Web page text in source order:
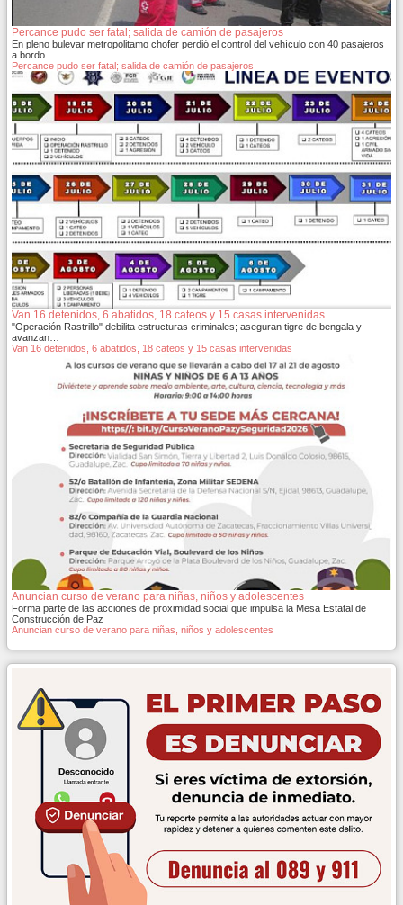
Percance pudo ser fatal; salida de camión de pasajeros
En pleno bulevar metropolitamo chofer perdió el control del vehículo con 40 pasajeros
a bordo
Percance pudo ser fatal; salida de camión de pasajeros
Van 16 detenidos, 6 abatidos, 18 cateos y 15 casas intervenidas
"Operación Rastrillo" debilita estructuras criminales; aseguran tigre de bengala y
avanzan…
Van 16 detenidos, 6 abatidos, 18 cateos y 15 casas intervenidas
Anuncian curso de verano para niñas, niños y adolescentes
Forma parte de las acciones de proximidad social que impulsa la Mesa Estatal de
Construcción de Paz
Anuncian curso de verano para niñas, niños y adolescentes